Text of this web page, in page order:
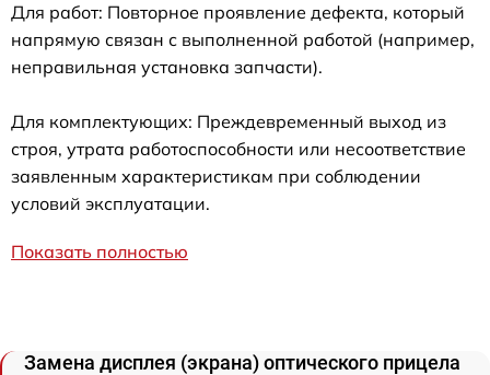
Для работ: Повторное проявление дефекта, который
напрямую связан с выполненной работой (например,
неправильная установка запчасти).
Для комплектующих: Преждевременный выход из
строя, утрата работоспособности или несоответствие
заявленным характеристикам при соблюдении
условий эксплуатации.
Показать полностью
Замена дисплея (экрана) оптического прицела